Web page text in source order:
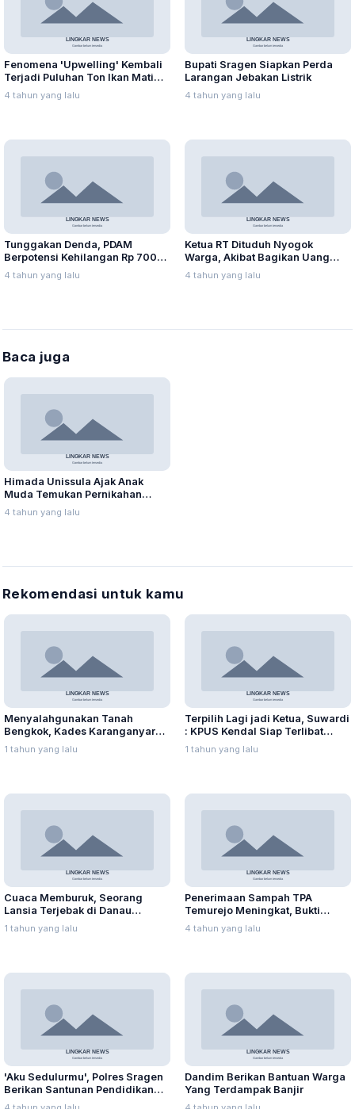
Fenomena 'Upwelling' Kembali
Terjadi Puluhan Ton Ikan Mati
Mendadak
4 tahun yang lalu
Bupati Sragen Siapkan Perda
Larangan Jebakan Listrik
4 tahun yang lalu
Tunggakan Denda, PDAM
Berpotensi Kehilangan Rp 700
juta
4 tahun yang lalu
Ketua RT Dituduh Nyogok
Warga, Akibat Bagikan Uang
Kompensasi
4 tahun yang lalu
Baca juga
Himada Unissula Ajak Anak
Muda Temukan Pernikahan
Impian
4 tahun yang lalu
Rekomendasi untuk kamu
Menyalahgunakan Tanah
Bengkok, Kades Karanganyar
Ditangkap Kejari
1 tahun yang lalu
Terpilih Lagi jadi Ketua, Suwardi
: KPUS Kendal Siap Terlibat
Suplai Telur untuk MBG
1 tahun yang lalu
Cuaca Memburuk, Seorang
Lansia Terjebak di Danau
Rawapening Saat Mencari
Enceng Gondok
1 tahun yang lalu
Penerimaan Sampah TPA
Temurejo Meningkat, Bukti
Masyarakat Blora Peduli
Kebersihan
4 tahun yang lalu
'Aku Sedulurmu', Polres Sragen
Berikan Santunan Pendidikan
Anak Yatim Piatu
Dandim Berikan Bantuan Warga
Yang Terdampak Banjir